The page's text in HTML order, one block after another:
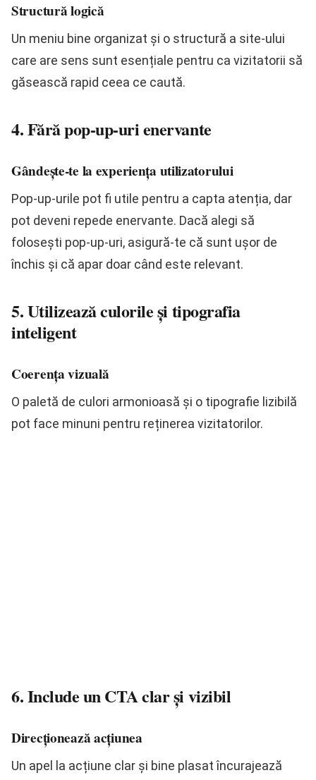
Structură logică
Un meniu bine organizat și o structură a site-ului
care are sens sunt esențiale pentru ca vizitatorii să
găsească rapid ceea ce caută.
4. Fără pop-up-uri enervante
Gândește-te la experiența utilizatorului
Pop-up-urile pot fi utile pentru a capta atenția, dar
pot deveni repede enervante. Dacă alegi să
folosești pop-up-uri, asigură-te că sunt ușor de
închis și că apar doar când este relevant.
5. Utilizează culorile și tipografia
inteligent
Coerența vizuală
O paletă de culori armonioasă și o tipografie lizibilă
pot face minuni pentru reținerea vizitatorilor.
6. Include un CTA clar și vizibil
Direcționează acțiunea
Un apel la acțiune clar și bine plasat încurajează